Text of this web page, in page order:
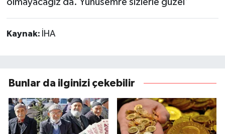
Kaynak: İHA
Bunlar da ilginizi çekebilir